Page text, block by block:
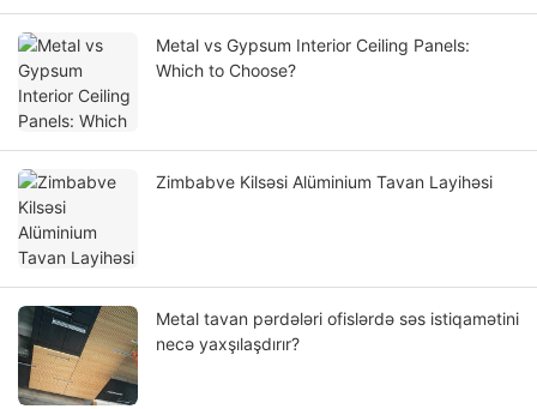
Metal vs Gypsum Interior Ceiling Panels:
Which to Choose?
Zimbabve Kilsəsi Alüminium Tavan Layihəsi
Metal tavan pərdələri ofislərdə səs istiqamətini
necə yaxşılaşdırır?